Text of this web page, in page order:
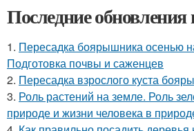
Последние обновления
1. Пересадка боярышника осенью
Подготовка почвы и саженцев
2. Пересадка взрослого куста
3. Роль растений на земле. Роль
природе и жизни человека в